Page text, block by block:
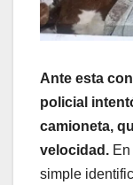
Ante esta
policial
camioneta,
velocidad.
simple